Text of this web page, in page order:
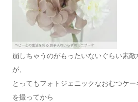
崩しちゃうのがもったいないぐらい素
が、
とってもフォトジェニックなおむつケ
を撮ってから